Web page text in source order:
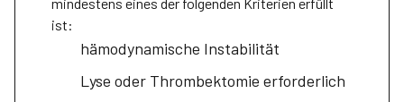
ist:
hämodynamische Instabilität
Lyse oder Thrombektomie erforderlich